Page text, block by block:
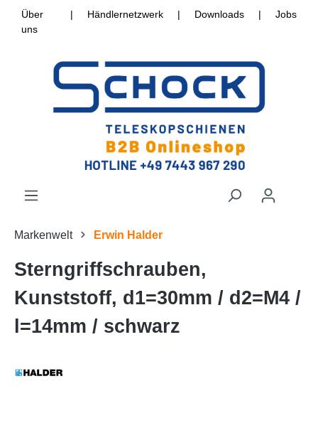
Über
uns
| Händlernetzwerk | Downloads | Jobs
Markenwelt Erwin Halder
Sterngriffschrauben,
Kunststoff, d1=30mm / d2=M4 /
l=14mm / schwarz